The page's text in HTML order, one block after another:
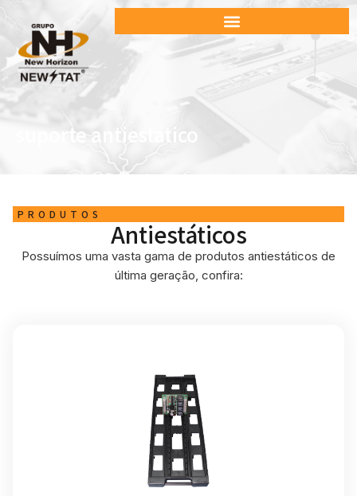
suporte antiestatico
PRODUTOS
Antiestáticos
Possuímos uma vasta gama de produtos antiestáticos de
última geração, confira: